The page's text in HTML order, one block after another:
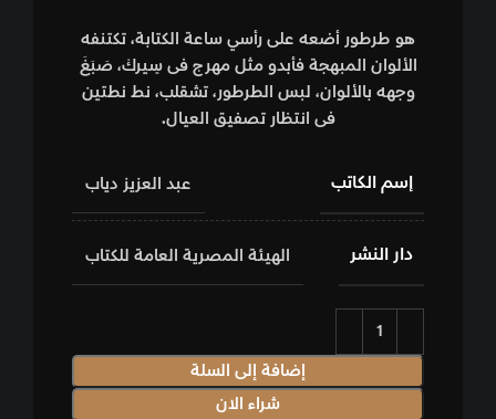
هو طرطور أضعه على رأسي ساعة الكتابة، تكتنفه
الألوان المبهجة فأبدو مثل مهرج فى سٍيركْ، صَبَغَ
وجهه بالألوان، لبس الطرطور، تشقلب، نط نطتين
فى انتظار تصفيق العيال.
إسم الكاتب عبد العزيز دياب
دار النشر الهيئة المصرية العامة للكتاب
إضافة إلى السلة
شراء الان